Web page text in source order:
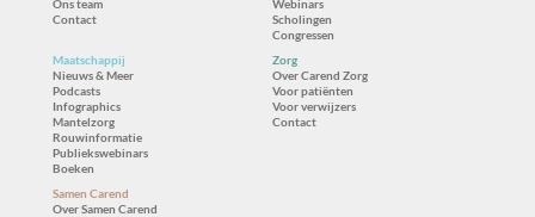
Ons team
Contact
Webinars
Scholingen
Congressen
Maatschappij
Nieuws & Meer
Podcasts
Infographics
Mantelzorg
Rouwinformatie
Publiekswebinars
Boeken
Zorg
Over Carend Zorg
Voor patiënten
Voor verwijzers
Contact
Samen Carend
Over Samen Carend